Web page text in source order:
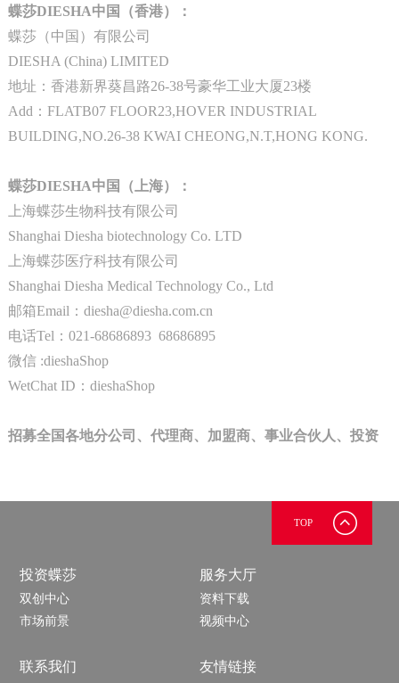
蝶莎DIESHA中国（香港）：
蝶莎（中国）有限公司
DIESHA (China) LIMITED
地址：香港新界葵昌路26-38号豪华工业大厦23楼
Add：FLATB07 FLOOR23,HOVER INDUSTRIAL
BUILDING,NO.26-38 KWAI CHEONG,N.T,HONG KONG.
蝶莎DIESHA中国（上海）：
上海蝶莎生物科技有限公司
Shanghai Diesha biotechnology Co. LTD
上海蝶莎医疗科技有限公司
Shanghai Diesha Medical Technology Co., Ltd
邮箱Email：diesha@diesha.com.cn
电话Tel：021-68686893 68686895
微信 :dieshaShop
WetChat ID：dieshaShop
招募全国各地分公司、代理商、加盟商、事业合伙人、投资
TOP
投资蝶莎
双创中心
市场前景
服务大厅
资料下载
视频中心
联系我们 友情链接